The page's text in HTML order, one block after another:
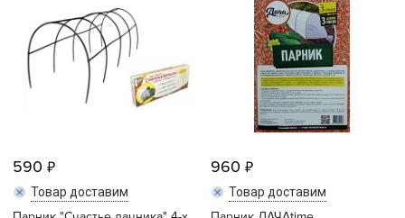
590
Товар доставим
960
Товар доставим